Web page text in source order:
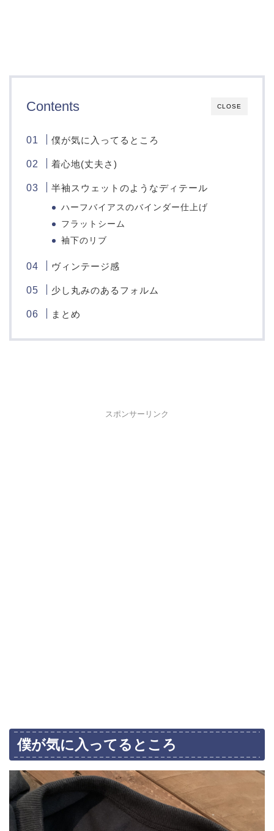
CLOSE
Contents
僕が気に入ってるところ
着心地(丈夫さ)
半袖スウェットのようなディテール
ハーフバイアスのバインダー仕上げ
フラットシーム
袖下のリブ
ヴィンテージ感
少し丸みのあるフォルム
まとめ
スポンサーリンク
僕が気に入ってるところ